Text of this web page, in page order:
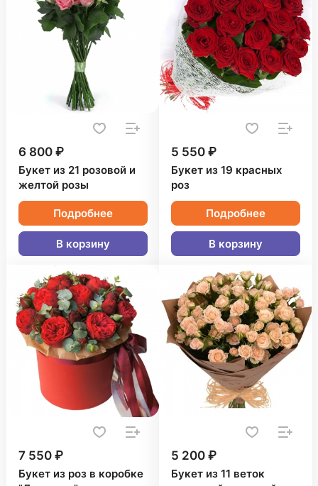
6 800 ₽
Букет из 21 розовой и
желтой розы
Подробнее
В корзину
5 550 ₽
Букет из 19 красных
роз
Подробнее
В корзину
7 550 ₽
Букет из роз в коробке
5 200 ₽
Букет из 11 веток